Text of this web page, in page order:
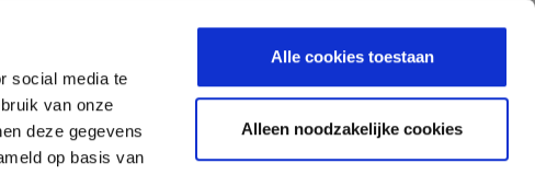
social media te
van onze
deze gegevens
op basis van
Alle cookies toestaan
Alleen noodzakelijke cookies